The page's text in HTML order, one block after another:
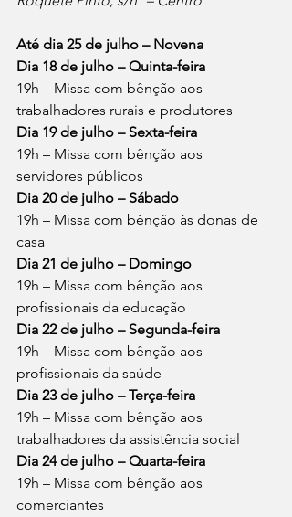
Até dia 25 de julho – Novena
Dia 18 de julho – Quinta-feira
19h – Missa com bênção aos
trabalhadores rurais e produtores
Dia 19 de julho – Sexta-feira
19h – Missa com bênção aos
servidores públicos
Dia 20 de julho – Sábado
19h – Missa com bênção às donas de
casa
Dia 21 de julho – Domingo
19h – Missa com bênção aos
profissionais da educação
Dia 22 de julho – Segunda-feira
19h – Missa com bênção aos
profissionais da saúde
Dia 23 de julho – Terça-feira
19h – Missa com bênção aos
trabalhadores da assistência social
Dia 24 de julho – Quarta-feira
19h – Missa com bênção aos
comerciantes